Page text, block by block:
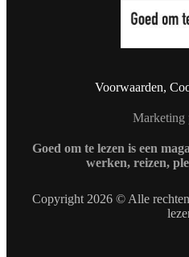
Voorwaarden,
Marketing
Goed om te lezen is een
werken, reizen,
Copyright 2026 © Alle